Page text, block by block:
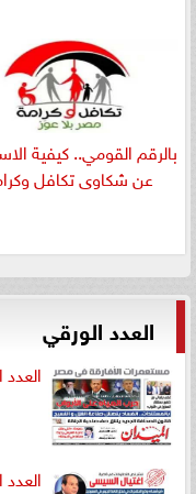
بالرقم القومي.. كيفية
عن شكاوى تكافل
العدد الورقي
العدد
العدد